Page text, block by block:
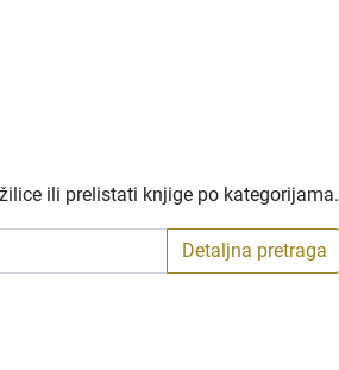
ili prelistati knjige po kategorijama.
Detaljna pretraga